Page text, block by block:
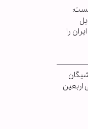
را
اربعین